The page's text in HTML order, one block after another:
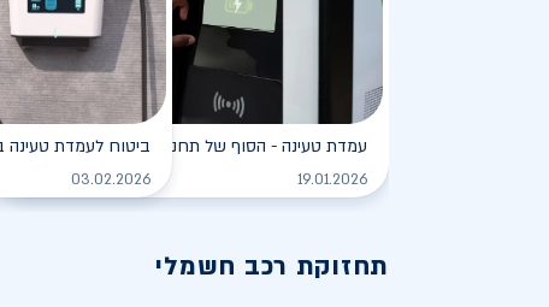
עמדת טעינה - הסוף של תחנת הדלק?
19.01.2026 לקריאה
ביטוח לעמדת טעינה
03.02.2026
תחזוקת רכב חשמלי